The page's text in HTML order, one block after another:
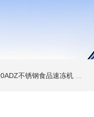
不锈钢食品速冻机